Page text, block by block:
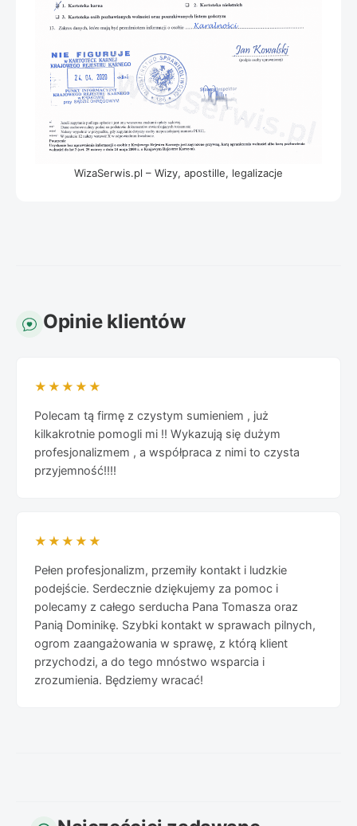
WizaSerwis.pl – Wizy, apostille, legalizacje
Opinie klientów
★★★★★
Polecam tą firmę z czystym sumieniem , już
kilkakrotnie pomogli mi !! Wykazują się dużym
profesjonalizmem , a współpraca z nimi to czysta
przyjemność!!!!
★★★★★
Pełen profesjonalizm, przemiły kontakt i ludzkie
podejście. Serdecznie dziękujemy za pomoc i
polecamy z całego serducha Pana Tomasza oraz
Panią Dominikę. Szybki kontakt w sprawach pilnych,
ogrom zaangażowania w sprawę, z którą klient
przychodzi, a do tego mnóstwo wsparcia i
zrozumienia. Będziemy wracać!